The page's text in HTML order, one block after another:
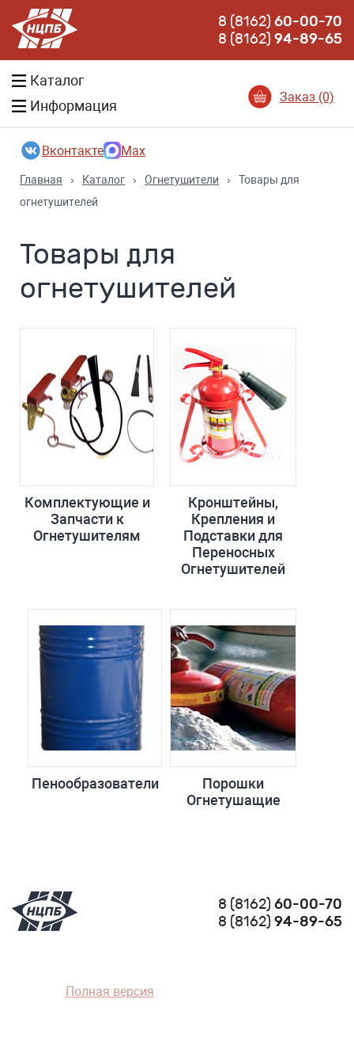
8 (8162)60-00-70
8 (8162)94-89-65
Каталог
Информация
Заказ (0)
Вконтакте Max
Главная › Каталог › Огнетушители ›
Товары для
огнетушителей
Товары для
огнетушителей
Комплектующие и
Запчасти к
Огнетушителям
Кронштейны,
Крепления и
Подставки для
Переносных
Огнетушителей
Пенообразователи
Порошки
Огнетушащие
8 (8162)60-00-70
8 (8162)94-89-65
Полная версия